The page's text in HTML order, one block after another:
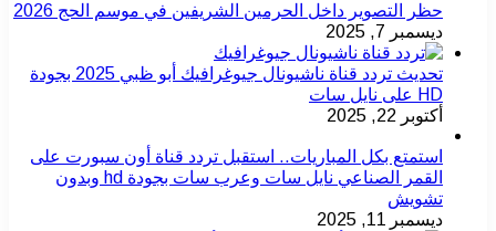
حظر التصوير داخل الحرمين الشريفين في موسم الحج 2026
ديسمبر 7, 2025
تحديث تردد قناة ناشيونال جيوغرافيك أبو ظبي 2025 بجودة
HD على نايل سات
أكتوبر 22, 2025
استمتع بكل المباريات.. استقبل تردد قناة أون سبورت على
القمر الصناعي نايل سات وعرب سات بجودة hd وبدون
تشويش
ديسمبر 11, 2025